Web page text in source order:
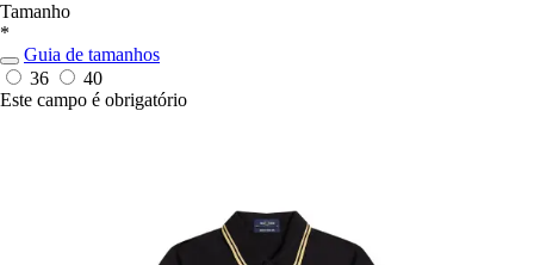
Tamanho
*
Guia de tamanhos
36
40
Este campo é obrigatório